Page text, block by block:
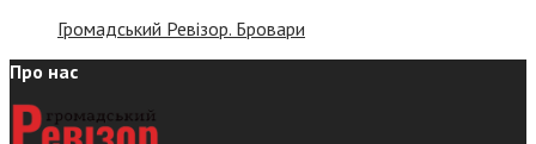
Громадський Ревізор. Бровари
Про нас